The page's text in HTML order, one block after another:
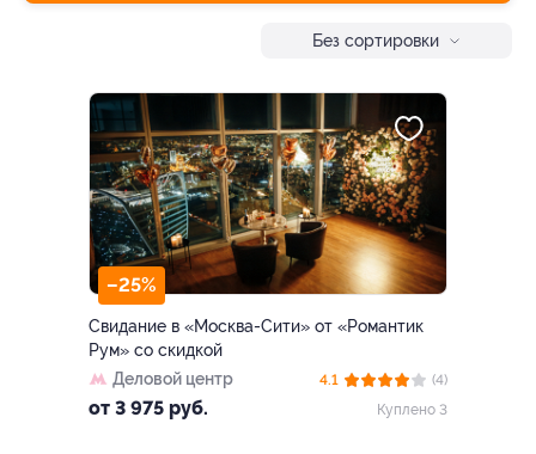
Без сортировки
–25%
Свидание в «Москва-Сити» от «Романтик
Рум» со скидкой
Деловой центр
от 3 975 руб.
4.1
(4)
Куплено 3